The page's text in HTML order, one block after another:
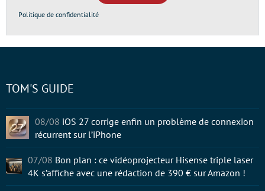
Politique de confidentialité
TOM'S GUIDE
08/08 iOS 27 corrige enfin un problème de connexion
récurrent sur l’iPhone
07/08 Bon plan : ce vidéoprojecteur Hisense triple laser
4K s’affiche avec une rédaction de 390 € sur Amazon !